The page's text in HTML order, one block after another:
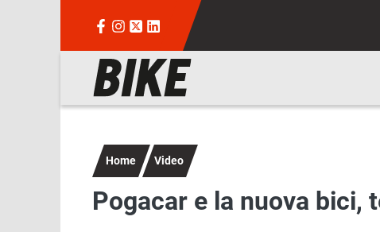
Navigazione principale
Home Video
Pogacar e la nuova bici,